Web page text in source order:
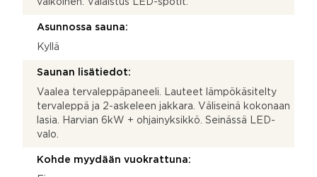
valkoinen. Valaistus LED-spotit.
Asunnossa sauna:
Kyllä
Saunan lisätiedot:
Vaalea tervaleppäpaneeli. Lauteet lämpökäsitelty
tervaleppä ja 2-askeleen jakkara. Väliseinä kokonaan
lasia. Harvian 6kW + ohjainyksikkö. Seinässä LED-
valo.
Kohde myydään vuokrattuna: